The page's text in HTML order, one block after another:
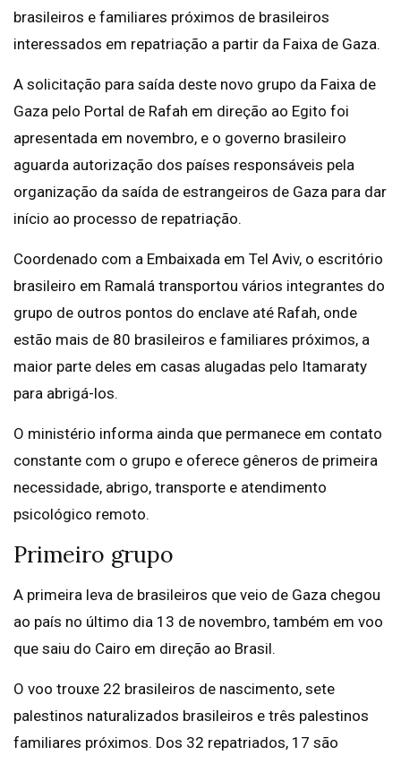
brasileiros e familiares próximos de brasileiros
interessados em repatriação a partir da Faixa de Gaza.
A solicitação para saída deste novo grupo da Faixa de
Gaza pelo Portal de Rafah em direção ao Egito foi
apresentada em novembro, e o governo brasileiro
aguarda autorização dos países responsáveis pela
organização da saída de estrangeiros de Gaza para dar
início ao processo de repatriação.
Coordenado com a Embaixada em Tel Aviv, o escritório
brasileiro em Ramalá transportou vários integrantes do
grupo de outros pontos do enclave até Rafah, onde
estão mais de 80 brasileiros e familiares próximos, a
maior parte deles em casas alugadas pelo Itamaraty
para abrigá-los.
O ministério informa ainda que permanece em contato
constante com o grupo e oferece gêneros de primeira
necessidade, abrigo, transporte e atendimento
psicológico remoto.
Primeiro grupo
A primeira leva de brasileiros que veio de Gaza chegou
ao país no último dia 13 de novembro, também em voo
que saiu do Cairo em direção ao Brasil.
O voo trouxe 22 brasileiros de nascimento, sete
palestinos naturalizados brasileiros e três palestinos
familiares próximos. Dos 32 repatriados, 17 são